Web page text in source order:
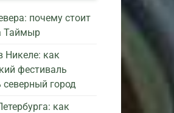
почему стоит
Таймыр
Никеле: как
фестиваль
город
как